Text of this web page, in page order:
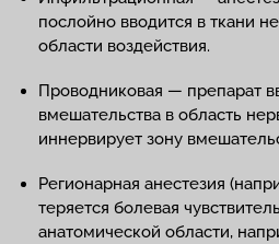
послойно вводится в ткани
области воздействия.
Проводниковая — препарат
вмешательства в область
иннервирует зону
Регионарная анестезия
теряется болевая
анатомической области,